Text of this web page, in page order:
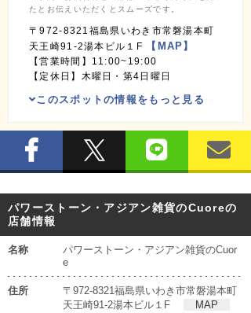
たとお伝えいただくとスムーズです。
〒972-8321福島県いわき市常磐湯本町
天王崎91-2湯本ビル１F
【MAP】
【営業時間】11:00~19:00
【定休日】木曜日・第4日曜日
このスポットの情報をもっと見る
パワーストーン・アジアン雑貨のCuoreの
店舗情報
名称
パワーストーン・アジアン雑貨のCuor
e
住所
〒972-8321福島県いわき市常磐湯本町
天王崎91-2湯本ビル１F
MAP